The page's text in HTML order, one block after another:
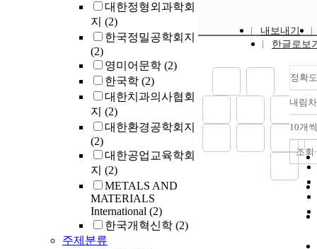
대한정형외과학회
지 (2)
한국정밀공학회지
(2)
영미어문학 (2)
한국학 (2)
대한치과의사협회
지 (2)
대한환경공학회지
(2)
대한공업교육학회
지 (2)
METALS AND
MATERIALS
International (2)
한국개혁신학 (2)
주제분류
준비하
기적인
내보내기
한글로보
정확
내림
10개
조회